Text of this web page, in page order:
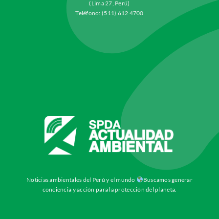
(Lima 27, Perú)
Teléfono: (511) 612 4700
Noticias ambientales del Perú y el mundo
Buscamos generar
conciencia y acción para la protección del planeta.